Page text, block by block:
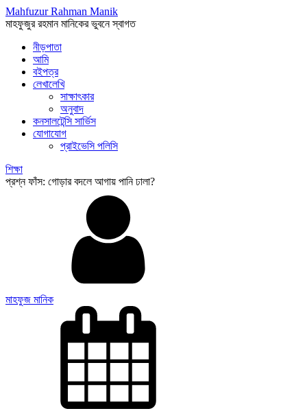
Mahfuzur Rahman Manik
মাহফুজুর রহমান মানিকের ভুবনে স্বাগত
নীড়পাতা
আমি
বইপত্র
লেখালেখি
সাক্ষাৎকার
অনুবাদ
কনসালটেন্সি সার্ভিস
যোগাযোগ
প্রাইভেসি পলিসি
শিক্ষা
প্রশ্ন ফাঁস: গোড়ার বদলে আগায় পানি ঢালা?
মাহফুজ মানিক